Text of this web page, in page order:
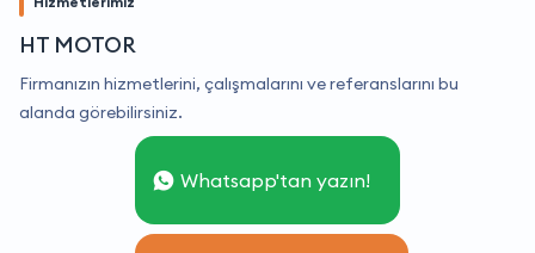
HT MOTOR
Firmanızın hizmetlerini, çalışmalarını ve referanslarını bu
alanda görebilirsiniz.
Whatsapp'tan yazın!